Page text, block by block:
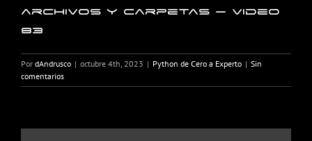
archivos y carpetas – Video
83
Por dAndrusco | octubre 4th, 2023 | Python de Cero a Experto | Sin
comentarios